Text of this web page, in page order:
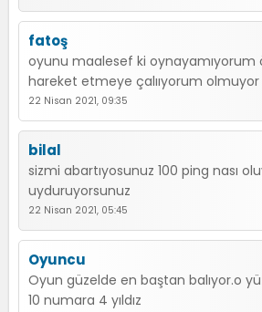
fatoş
oyunu maalesef ki oynayamıyorum
hareket etmeye çalııyorum
22 Nisan 2021, 09:35
bilal
sizmi abartıyosunuz 100 ping nası
uyduruyorsunuz
22 Nisan 2021, 05:45
Oyuncu
Oyun güzelde en baştan balıyor.o
10 numara 4 yıldız